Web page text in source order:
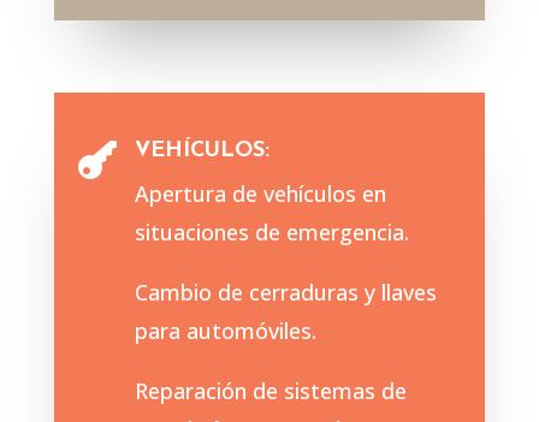
 VEHÍCULOS:
Apertura de vehículos en
situaciones de emergencia.
Cambio de cerraduras y llaves
para automóviles.
Reparación de sistemas de